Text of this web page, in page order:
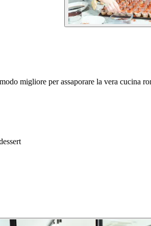
migliore per assaporare la vera cucina